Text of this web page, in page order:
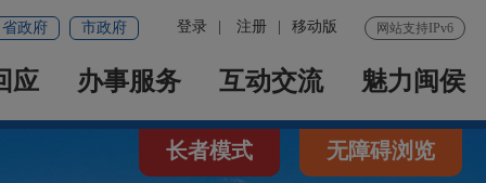
网站支持IPv6
登录 注册 移动版
省政府 市政府
应 办事服务 互动交流 魅力闽侯
长者模式 无障碍浏览